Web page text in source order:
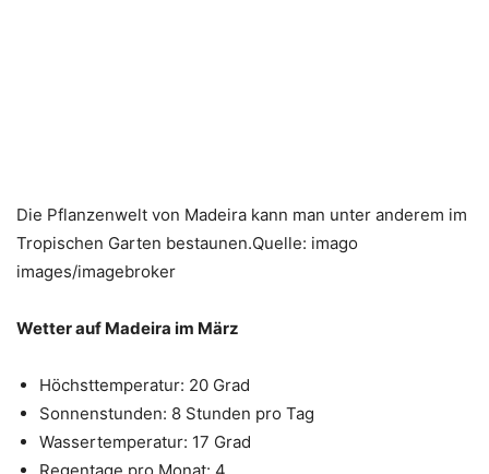
Die Pflanzenwelt von Madeira kann man unter anderem im
Tropischen Garten bestaunen.Quelle: imago
images/imagebroker
Wetter auf Madeira im März
Höchsttemperatur: 20 Grad
Sonnenstunden: 8 Stunden pro Tag
Wassertemperatur: 17 Grad